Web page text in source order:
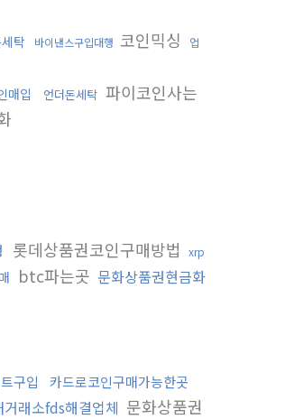
탁 바이낸스구입대행 코인믹싱
업
매입 언더돈세탁 파이코인사는
롯데상품권코인구매방법
xrp
btc파는곳 문화상품권현금화
구입 카드로코인구매가능한곳
거래소fds해결업체 문화상품권